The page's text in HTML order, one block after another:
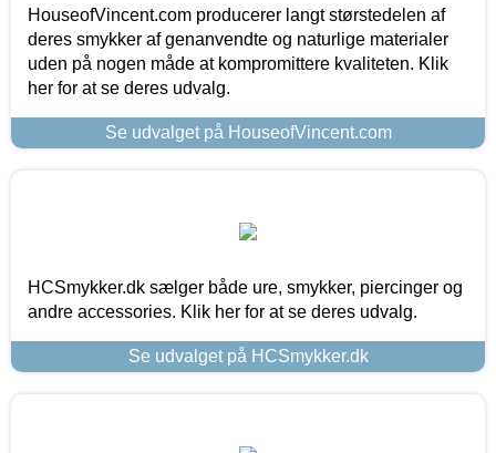
HouseofVincent.com producerer langt størstedelen af
deres smykker af genanvendte og naturlige materialer
uden på nogen måde at kompromittere kvaliteten. Klik
her for at se deres udvalg.
Se udvalget på HouseofVincent.com
HCSmykker.dk sælger både ure, smykker, piercinger og
andre accessories. Klik her for at se deres udvalg.
Se udvalget på HCSmykker.dk